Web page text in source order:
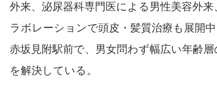
外来、泌尿器科専門医による男性美容外
ラボレーションで頭皮・髪質治療も展開
赤坂見附駅前で、男女問わず幅広い年齢
を解決している。